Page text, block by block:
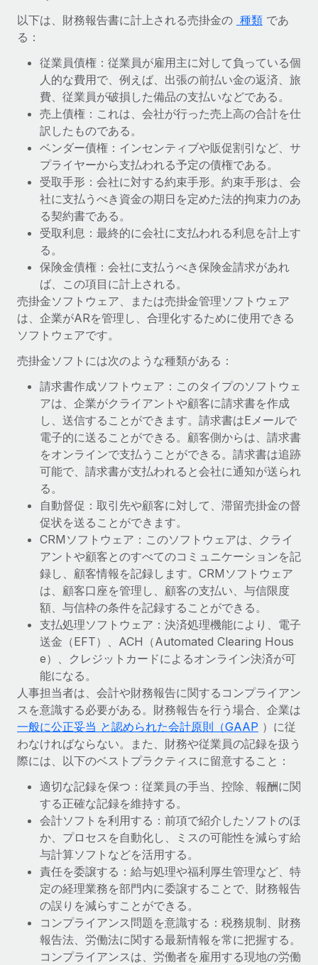
サービス
グローバル人事・コンプライアンスの専門サポート
バックグラウンドチェック
候補者の選考プロセスをシンプルに
Compliance Watchtower
コンプライアンスリスクを先回りして対応
デバイス管理
ITデバイスを世界規模で提供・管理
法人設立
法令順守した法人をスピーディに設立
移住・転勤
従業員の異動をスムーズに
福利厚生
従業員の福利厚生を簡単に管理
活用事例
Reverse Tech、契約社員管理と給与処理でRemote
と戦略的提携
Reverse Techの概要 健康とウェルネスのスタートアップである
Reverse...
詳細を見る
AIのパイオニアであるWeaviateは、Remoteを使
い、どのようにしてワークフォースを120%に増やした
のか
Weaviateの概要...
詳細を見る
給与・人材情報
情報センター
サポートを依頼する
すべてのリソースを表示する
ブログ
グローバル給与処理
EORおよびPEO
契約社員管理
税務
ブログを読む
Remoteの製品アップデート：GustoとXeroの統合お
よびContractor Management Plus（契約社員管理
プラス）
Remoteの使命は、世界のどこにいても、あらゆる規模の企業が
業務に最適な人材を採用し、管理し、給与を支給できるようにす
ることです。この数週間で、新しい統合、機能、改良点をリリー
スしました。...
詳細を見る
給与詐欺：種類、事例、ビジネスを守る方法
給与, 賃金は詐欺の特に魅力的な標的です。多額の資金がシステ
ム間で頻繁に移動しているためです。このため、自社のビジネス
を保護することは極めて重要です。...
詳細を見る
以下は、財務報告書に計上される売掛金の 種類 であ
る：
従業員債権：従業員が雇用主に対して負っている個
人的な費用で、例えば、出張の前払い金の返済、旅
費、従業員が破損した備品の支払いなどである。
売上債権：これは、会社が行った売上高の合計を仕
訳したものである。
ベンダー債権：インセンティブや販促割引など、サ
プライヤーから支払われる予定の債権である。
受取手形：会社に対する約束手形。約束手形は、会
社に支払うべき資金の期日を定めた法的拘束力のあ
る契約書である。
受取利息：最終的に会社に支払われる利息を計上す
る。
保険金債権：会社に支払うべき保険金請求があれ
ば、この項目に計上される。
売掛金ソフトウェア、または売掛金管理ソフトウェア
は、企業がARを管理し、合理化するために使用できる
ソフトウェアです。
売掛金ソフトには次のような種類がある：
請求書作成ソフトウェア：このタイプのソフトウェ
アは、企業がクライアントや顧客に請求書を作成
し、送信することができます。請求書はEメールで
電子的に送ることができる。顧客側からは、請求書
をオンラインで支払うことができる。請求書は追跡
可能で、請求書が支払われると会社に通知が送られ
る。
自動督促：取引先や顧客に対して、滞留売掛金の督
促状を送ることができます。
CRMソフトウェア：このソフトウェアは、クライ
アントや顧客とのすべてのコミュニケーションを記
録し、顧客情報を記録します。CRMソフトウェア
は、顧客口座を管理し、顧客の支払い、与信限度
額、与信枠の条件を記録することができる。
支払処理ソフトウェア：決済処理機能により、電子
送金（EFT）、ACH（Automated Clearing Hous
e）、クレジットカードによるオンライン決済が可
能になる。
人事担当者は、会計や財務報告に関するコンプライアン
スを意識する必要がある。財務報告を行う場合、企業は
一般に公正妥当 と認められた会計原則（GAAP ）に従
わなければならない。また、財務や従業員の記録を扱う
際には、以下のベストプラクティスに留意すること：
適切な記録を保つ：従業員の手当、控除、報酬に関
する正確な記録を維持する。
会計ソフトを利用する：前項で紹介したソフトのほ
か、プロセスを自動化し、ミスの可能性を減らす給
与計算ソフトなどを活用する。
責任を委譲する：給与処理や福利厚生管理など、特
定の経理業務を部門内に委譲することで、財務報告
の誤りを減らすことができる。
コンプライアンス問題を意識する：税務規制、財務
報告法、労働法に関する最新情報を常に把握する。
コンプライアンスは、労働者を雇用する現地の労働